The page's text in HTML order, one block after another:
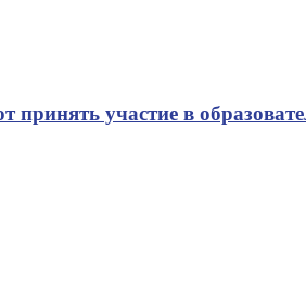
принять участие в